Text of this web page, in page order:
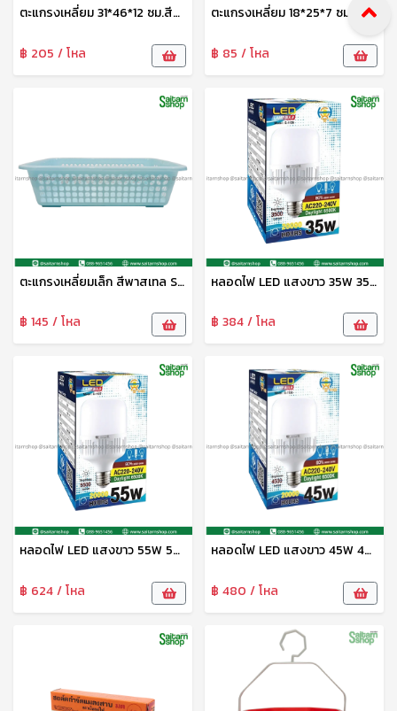
ตะแกรงเหลี่ยม 31*46*12 ซม.สีพาสเทล S-0079 SIP
฿ 205 / โหล
ตะแกรงเหลี่ยม 18*25*7 ซม.สีพาสเทล S-0077 SIP
฿ 85 / โหล
ตะแกรงเหลี่ยมเล็ก สีพาสเทล S-0078 Sip
฿ 145 / โหล
หลอดไฟ LED แสงขาว 35W 3500lm G-1125 HG
฿ 384 / โหล
หลอดไฟ LED แสงขาว 55W 5500lm G-1127 HG
฿ 624 / โหล
หลอดไฟ LED แสงขาว 45W 4500lm G-1126 HG
฿ 480 / โหล